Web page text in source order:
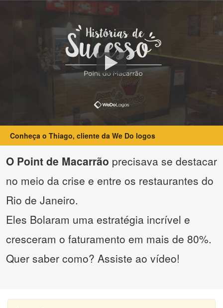
Conheça o Thiago, cliente da We Do logos
O Point de Macarrão precisava se destacar
no meio da crise e entre os restaurantes do
Rio de Janeiro.
Eles Bolaram uma estratégia incrível e
cresceram o faturamento em mais de 80%.
Quer saber como? Assiste ao vídeo!